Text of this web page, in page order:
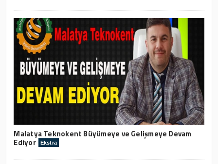
Malatya Teknokent Büyümeye ve Gelişmeye Devam
Ediyor Ekstra